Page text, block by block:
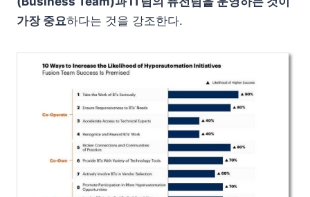
가장 중요하다는 것을 강조한다.